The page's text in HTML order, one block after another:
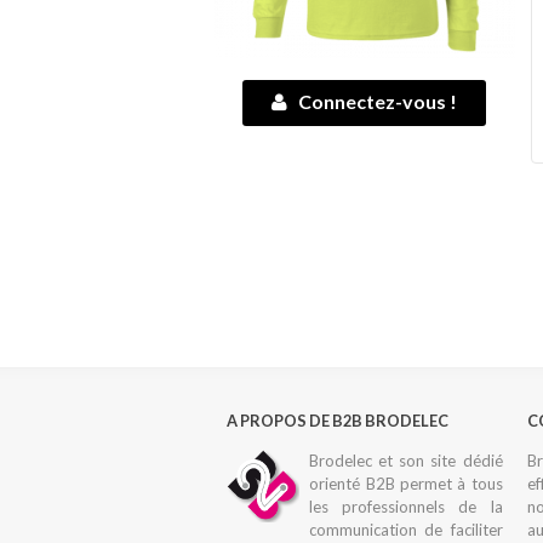
Connectez-vous !
A PROPOS DE B2B BRODELEC
Brodelec et son site dédié
orienté B2B permet à tous
les professionnels de la
communication de faciliter